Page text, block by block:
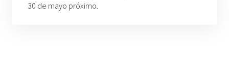
30 de mayo próximo.